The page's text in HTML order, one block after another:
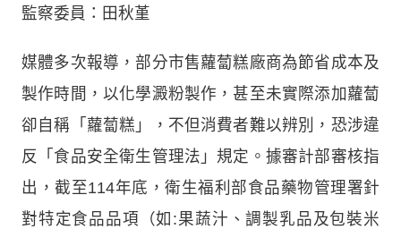
監察委員：田秋堇
媒體多次報導，部分市售蘿蔔糕廠商為節省成本及
製作時間，以化學澱粉製作，甚至未實際添加蘿蔔
卻自稱「蘿蔔糕」，不但消費者難以辨別，恐涉違
反「食品安全衛生管理法」規定。據審計部審核指
出，截至114年底，衛生福利部食品藥物管理署針
對特定食品品項（如:果蔬汁、調製乳品及包裝米